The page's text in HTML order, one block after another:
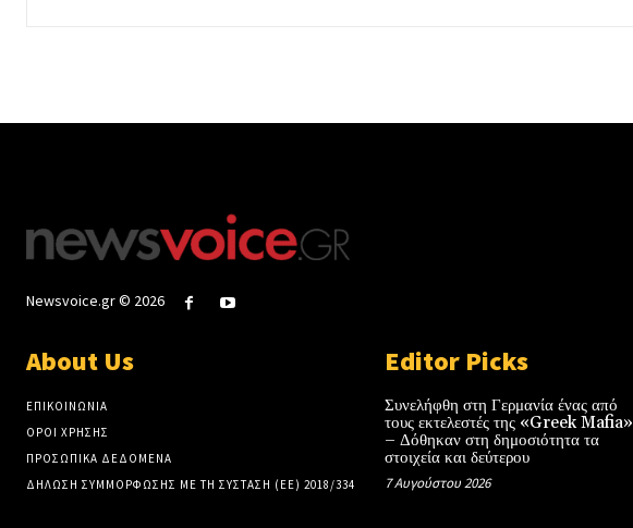
Newsvoice.gr © 2026
About Us
ΕΠΙΚΟΙΝΩΝΙΑ
ΟΡΟΙ ΧΡΗΣΗΣ
ΠΡΟΣΩΠΙΚΑ ΔΕΔΟΜΕΝΑ
ΔΗΛΩΣΗ ΣΥΜΜΟΡΦΩΣΗΣ ΜΕ ΤΗ ΣΥΣΤΑΣΗ (ΕΕ) 2018/334
Editor Picks
Συνελήφθη στη Γερμανία ένας από
τους εκτελεστές της «Greek Mafia»
– Δόθηκαν στη δημοσιότητα τα
στοιχεία και δεύτερου
7 Αυγούστου 2026